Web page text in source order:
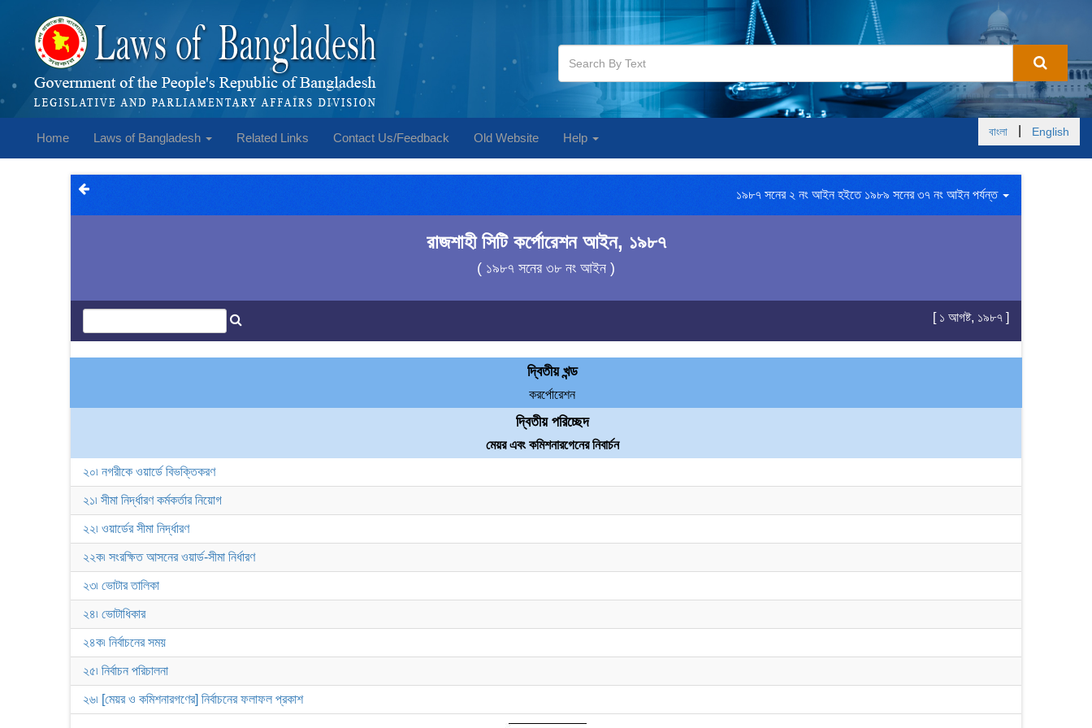
Home Laws of Bangladesh Related Links Contact Us/Feedback Old Website Help বাংলা English
১৯৮৭ সনের ২ নং আইন হইতে ১৯৮৯ সনের ৩৭ নং আইন পর্যন্ত
রাজশাহী সিটি কর্পোরেশন আইন, ১৯৮৭
( ১৯৮৭ সনের ৩৮ নং আইন )
[ ১ আগষ্ট, ১৯৮৭ ]
দ্বিতীয় খন্ড
করর্পোরেশন
দ্বিতীয় পরিচ্ছেদ
মেয়র এবং কমিশনারগেনের নিবার্চন
২০৷ নগরীকে ওয়ার্ডে বিভক্তিকরণ
২১৷ সীমা নির্দ্ধারণ কর্মকর্তার নিয়োগ
২২৷ ওয়ার্ডের সীমা নির্দ্ধারণ
২২ক৷ সংরক্ষিত আসনের ওয়ার্ড-সীমা নির্ধারণ
২৩৷ ভোটার তালিকা
২৪৷ ভোটাধিকার
২৪ক৷ নির্বাচনের সময়
২৫৷ নির্বাচন পরিচালনা
২৬৷ [মেয়র ও কমিশনারগণের] নির্বাচনের ফলাফল প্রকাশ